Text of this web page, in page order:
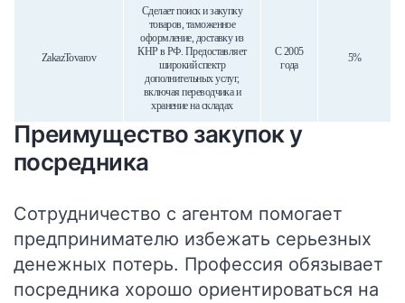
ZakazTovarov
Сделает поиск и закупку
товаров, таможенное
оформление, доставку из
КНР в РФ. Предоставляет
широкий спектр
дополнительных услуг,
включая переводчика и
хранение на складах
С 2005
года
5%
Преимущество закупок у
посредника
Сотрудничество с агентом помогает
предпринимателю избежать серьезных
денежных потерь. Профессия обязывает
посредника хорошо ориентироваться на